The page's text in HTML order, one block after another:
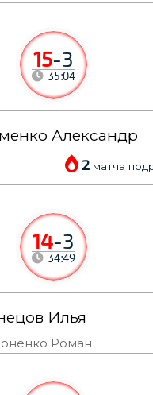
14-3
34:49
Илья
Роман
15-3
35:04
Александр
2 матча